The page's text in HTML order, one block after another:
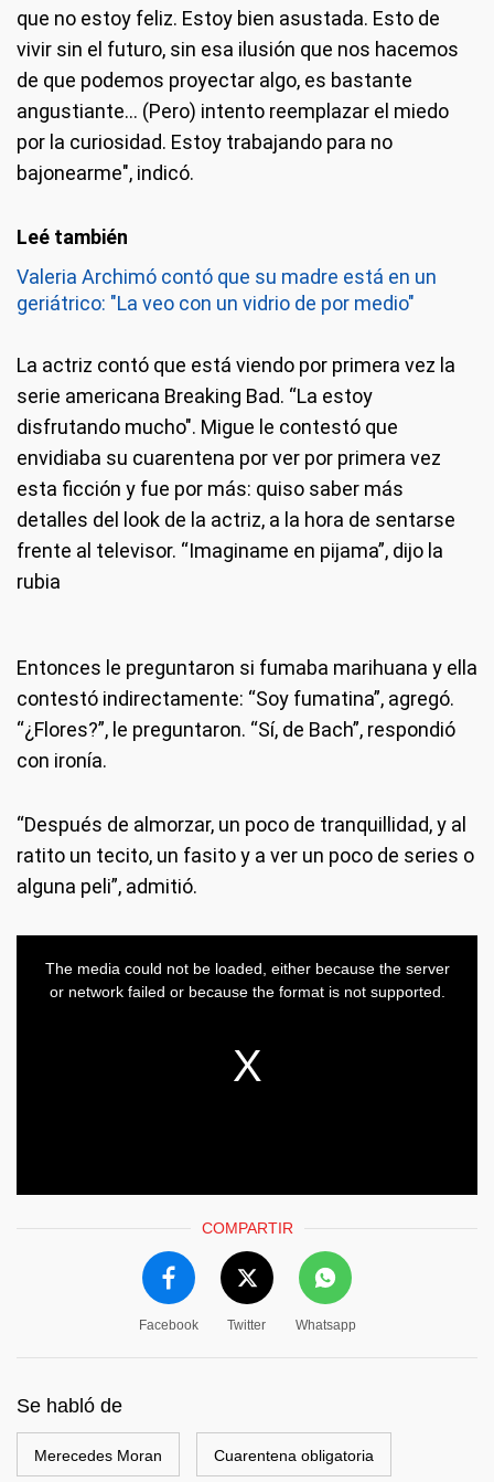
que no estoy feliz. Estoy bien asustada. Esto de
vivir sin el futuro, sin esa ilusión que nos hacemos
de que podemos proyectar algo, es bastante
angustiante... (Pero) intento reemplazar el miedo
por la curiosidad. Estoy trabajando para no
bajonearme", indicó.
Valeria Archimó contó que su madre está en un
geriátrico: "La veo con un vidrio de por medio"
La actriz contó que está viendo por primera vez la
serie americana Breaking Bad. “La estoy
disfrutando mucho". Migue le contestó que
envidiaba su cuarentena por ver por primera vez
esta ficción y fue por más: quiso saber más
detalles del look de la actriz, a la hora de sentarse
frente al televisor. “Imaginame en pijama”, dijo la
rubia
Entonces le preguntaron si fumaba marihuana y ella
contestó indirectamente: “Soy fumatina”, agregó.
“¿Flores?”, le preguntaron. “Sí, de Bach”, respondió
con ironía.
“Después de almorzar, un poco de tranquillidad, y al
ratito un tecito, un fasito y a ver un poco de series o
alguna peli”, admitió.
COMPARTIR
Facebook Twitter Whatsapp
Se habló de
Merecedes Moran Cuarentena obligatoria